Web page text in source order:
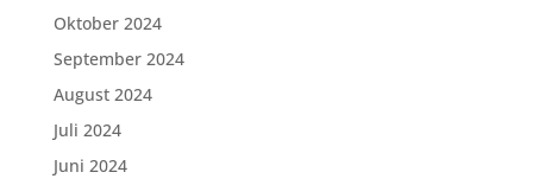
Oktober 2024
September 2024
August 2024
Juli 2024
Juni 2024